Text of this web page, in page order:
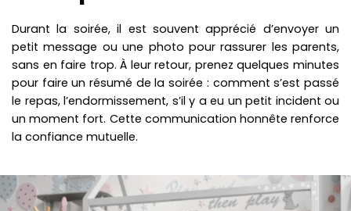
Durant la soirée, il est souvent apprécié d’envoyer un
petit message ou une photo pour rassurer les parents,
sans en faire trop. À leur retour, prenez quelques minutes
pour faire un résumé de la soirée : comment s’est passé
le repas, l’endormissement, s’il y a eu un petit incident ou
un moment fort. Cette communication honnête renforce
la confiance mutuelle.